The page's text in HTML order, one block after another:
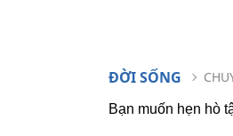
ĐỜI SỐNG
Bạn muốn hẹn hò